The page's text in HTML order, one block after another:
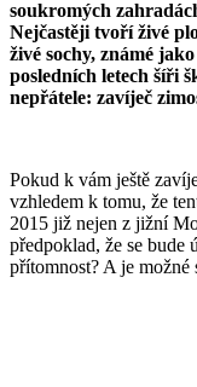
soukromých
Nejčastěji tvoří živé
živé sochy, známé
posledních letech šíři
nepřátele: zavíječ
Pokud k vám ještě
vzhledem k tomu, že
2015 již nejen z jižní
předpoklad, že se bude
přítomnost? A je možné